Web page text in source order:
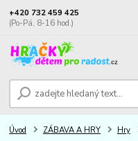
+420 732 459 425
(Po-Pá, 8-16 hod.)
Úvod ZÁBAVA A HRY Hry